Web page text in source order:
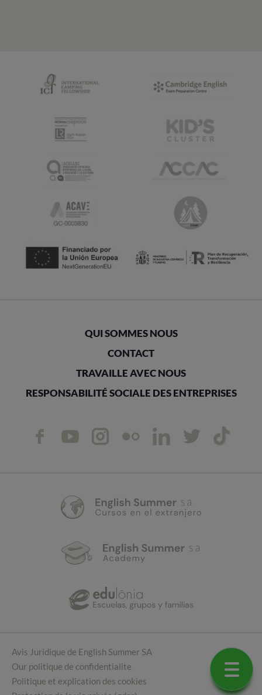
QUI SOMMES NOUS
CONTACT
TRAVAILLE AVEC NOUS
RESPONSABILITÉ SOCIALE DES ENTREPRISES
Avis Juridique de English Summer SA
Our politique de confidentialite
Politique et explication des cookies